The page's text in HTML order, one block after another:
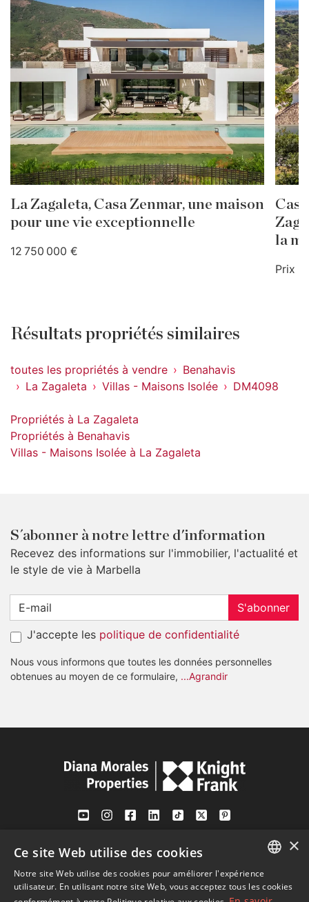
La Zagaleta, Casa Zenmar, une maison
pour une vie exceptionnelle
12 750 000 €
la
Prix
Résultats propriétés similaires
toutes les propriétés à vendre
Benahavis
La Zagaleta
Villas - Maisons Isolée DM4098
Propriétés à La Zagaleta
Propriétés à Benahavis
Villas - Maisons Isolée à La Zagaleta
S´abonner à notre lettre d'information
Recevez des informations sur l'immobilier, l'actualité et
le style de vie à Marbella
S'abonner
J'accepte les politique de confidentialité
Nous vous informons que toutes les données personnelles
obtenues au moyen de ce formulaire, ...Agrandir
Av. Canovas del Castillo 4
1st Floor, Office 3
29601 Marbella
ENGLISH
×
Ce site Web utilise des cookies
Notre site Web utilise des cookies pour améliorer l'expérience
utilisateur. En utilisant notre site Web, vous acceptez tous les cookies